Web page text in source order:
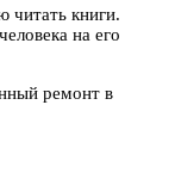
читать книги.
на его
ремонт в